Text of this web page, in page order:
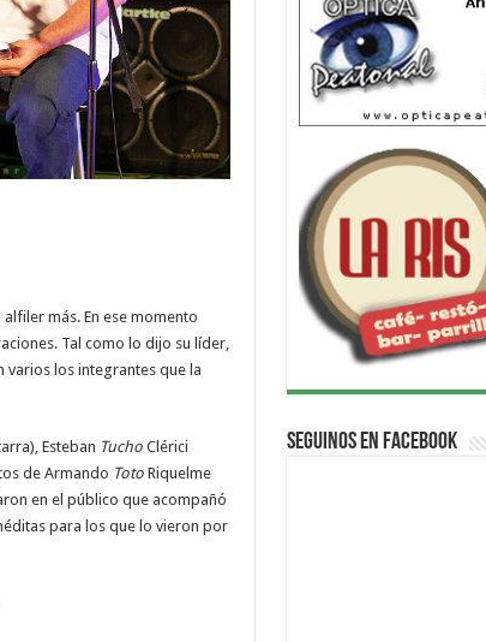
más. En ese momento
Tal como lo dijo su líder,
varios los integrantes que la
Esteban TuchoClérici
de Armando TotoRiquelme
en el público que acompañó
para los que lo vieron por
Seguinos en Facebook